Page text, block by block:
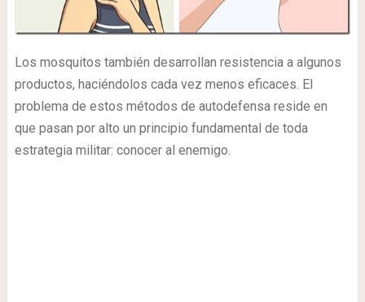
Los mosquitos también desarrollan resistencia a algunos
productos, haciéndolos cada vez menos eficaces. El
problema de estos métodos de autodefensa reside en
que pasan por alto un principio fundamental de toda
estrategia militar: conocer al enemigo.